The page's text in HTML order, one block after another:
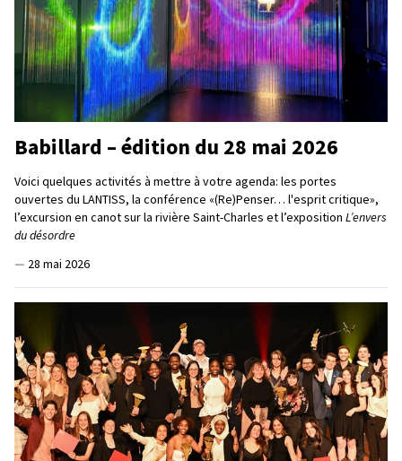
Babillard – édition du 28 mai 2026
Voici quelques activités à mettre à votre agenda: les portes
ouvertes du LANTISS, la conférence «(Re)Penser… l'esprit critique»,
l’excursion en canot sur la rivière Saint-Charles et l’exposition L’envers
du désordre
— 28 mai 2026